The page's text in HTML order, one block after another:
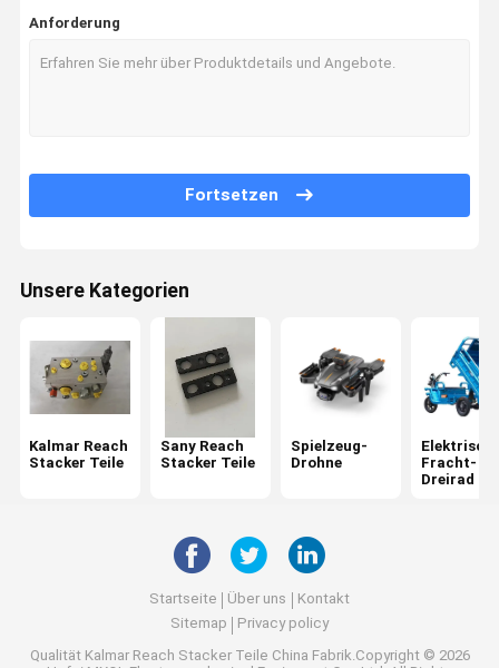
Sany Reach Stacker Teile
Spielzeug-Drohne
Ersatzteile für Konecranes
CVS Ferrari Reach Stacker Teile
Hyster Reach Stacker Teile
Volvo Penta Ersatzteile
CUMMINS-Motorteile
Teile für die Achse von Kessler
Ersatzteile für Elmspreier
Anforderung
Fortsetzen
Unsere Kategorien
Kalmar Reach
Stacker Teile
Sany Reach
Stacker Teile
Spielzeug-
Drohne
Fracht-
Dreirad
Startseite Über uns
Kontakt
Sitemap
Privacy policy
Qualität Kalmar Reach Stacker Teile China Fabrik.Copyright © 2026